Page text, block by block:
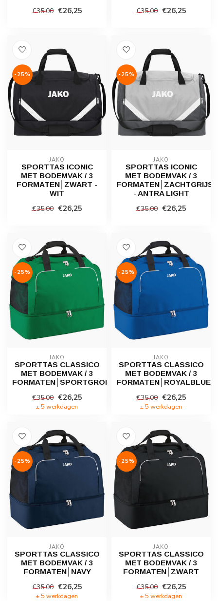
€35,00 €26,25 €35,00 €26,25
-25%
JAKO
SPORTTAS ICONIC
MET BODEMVAK / 3
FORMATEN│ZWART -
WIT
€35,00 €26,25
-25%
JAKO
SPORTTAS ICONIC
MET BODEMVAK / 3
FORMATEN│ZACHTGRIJS
- ANTRA LIGHT
€35,00 €26,25
-25%
JAKO
SPORTTAS CLASSICO
MET BODEMVAK / 3
FORMATEN│SPORTGROEN
€35,00 €26,25
± 5 werkdagen
-25%
JAKO
SPORTTAS CLASSICO
MET BODEMVAK / 3
FORMATEN│ROYALBLUE
€35,00 €26,25
± 5 werkdagen
-25%
JAKO
SPORTTAS CLASSICO
MET BODEMVAK / 3
FORMATEN│NAVY
€35,00 €26,25
± 5 werkdagen
-25%
JAKO
SPORTTAS CLASSICO
MET BODEMVAK / 3
FORMATEN│ZWART
€35,00 €26,25
± 5 werkdagen